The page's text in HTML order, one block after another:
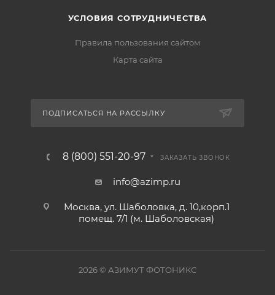
УСЛОВИЯ СОТРУДНИЧЕСТВА
Правила пользования сайтом
Карта сайта
ПОДПИСАТЬСЯ НА РАССЫЛКУ
8 (800) 551-20-97 ЗАКАЗАТЬ ЗВОНОК
info@azimp.ru
Москва, ул. Шаболовка, д. 10,корп.1
помещ. 7/1 (м. Шаболовская)
2026© АЗИМУТ ФОТОНИКС